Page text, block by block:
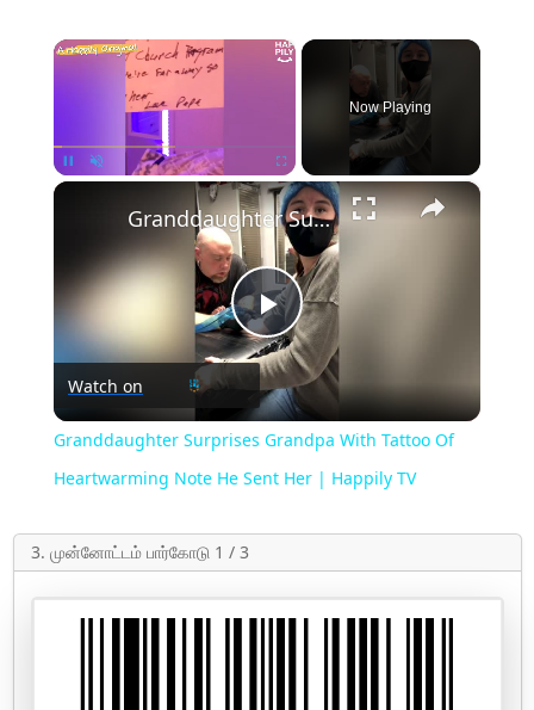
×
Fullscreen
Now Playing
×
Play
Video
Granddaughter Surprises Grandpa With Tattoo Of Heartwarming Note He Sent Her | Happily TV
Watch on
Granddaughter Surprises Grandpa With Tattoo Of
Heartwarming Note He Sent Her | Happily TV
3. முன்னோட்டம் பார்கோடு 1 / 3